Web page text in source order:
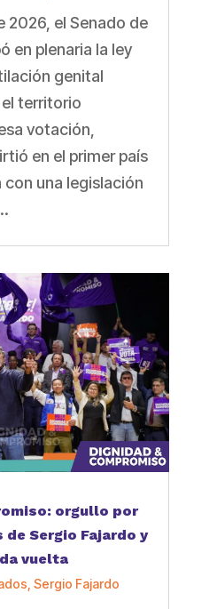
2026, el Senado de
en plenaria la ley
genital
territorio
votación,
en el primer país
una legislación
orgullo por
Sergio Fajardo y
vuelta
Sergio Fajardo